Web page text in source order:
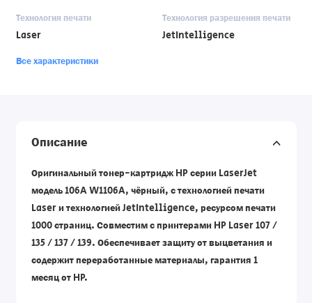
Технология печати
Laser
Технология разрешения печати
JetIntelligence
Все характеристики
Описание
Оригинальный тонер-картридж HP серии LaserJet
модель 106A W1106A, чёрный, с технологией печати
Laser и технологией JetIntelligence, ресурсом печати
1000 страниц. Совместим с принтерами HP Laser 107 /
135 / 137 / 139. Обеспечивает защиту от выцветания и
содержит переработанные материалы, гарантия 1
месяц от HP.